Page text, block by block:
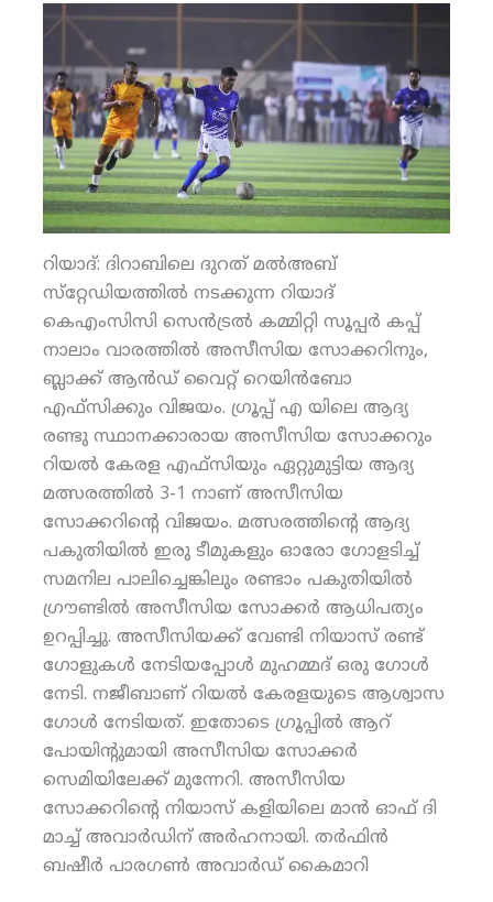
റിയാദ്: ദിറാബിലെ ദുറത് മല്‍അബ്
സ്‌റ്റേഡിയത്തില്‍ നടക്കുന്ന റിയാദ്
കെഎംസിസി സെന്‍ട്രല്‍ കമ്മിറ്റി സൂപ്പര്‍ കപ്പ്
നാലാം വാരത്തില്‍ അസീസിയ സോക്കറിനും,
ബ്ലാക്ക് ആന്‍ഡ് വൈറ്റ് റെയിന്‍ബോ
എഫ്‌സിക്കും വിജയം. ഗ്രൂപ്പ് എ യിലെ ആദ്യ
രണ്ടു സ്ഥാനക്കാരായ അസീസിയ സോക്കറും
റിയല്‍ കേരള എഫ്‌സിയും ഏറ്റുമുട്ടിയ ആദ്യ
മത്സരത്തില്‍ 3-1 നാണ് അസീസിയ
സോക്കറിന്റെ വിജയം. മത്സരത്തിന്റെ ആദ്യ
പകുതിയില്‍ ഇരു ടീമുകളും ഓരോ ഗോളടിച്ച്
സമനില പാലിച്ചെങ്കിലും രണ്ടാം പകുതിയില്‍
ഗ്രൗണ്ടില്‍ അസീസിയ സോക്കര്‍ ആധിപത്യം
ഉറപ്പിച്ചു. അസീസിയക്ക് വേണ്ടി നിയാസ് രണ്ട്
ഗോളുകള്‍ നേടിയപ്പോള്‍ മുഹമ്മദ് ഒരു ഗോള്‍
നേടി. നജീബാണ് റിയല്‍ കേരളയുടെ ആശ്വാസ
ഗോള്‍ നേടിയത്. ഇതോടെ ഗ്രൂപ്പില്‍ ആറ്
പോയിന്റുമായി അസീസിയ സോക്കര്‍
സെമിയിലേക്ക് മുന്നേറി. അസീസിയ
സോക്കറിന്റെ നിയാസ് കളിയിലെ മാന്‍ ഓഫ് ദി
മാച്ച് അവാര്‍ഡിന് അര്‍ഹനായി. തര്‍ഫിന്‍
ബഷീര്‍ പാരഗണ്‍ അവാര്‍ഡ് കൈമാറി